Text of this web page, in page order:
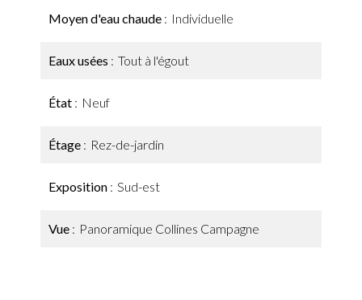
Moyen d'eau chaude Individuelle
Eaux usées Tout à l'égout
État Neuf
Étage Rez-de-jardin
Exposition Sud-est
Vue Panoramique Collines Campagne